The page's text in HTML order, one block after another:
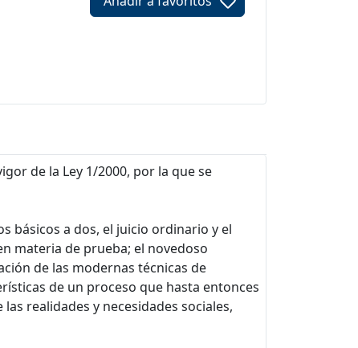
de la Ley 1/2000, por la que se
básicos a dos, el juicio ordinario y el
materia de prueba; el novedoso
de las modernas técnicas de
de un proceso que hasta entonces
realidades y necesidades sociales,